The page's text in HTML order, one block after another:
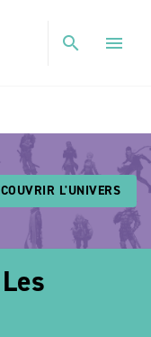
search menu
L'UNIVERS